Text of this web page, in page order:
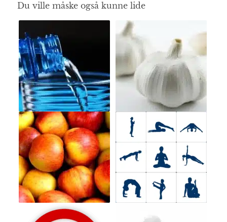
Du ville måske også kunne lide